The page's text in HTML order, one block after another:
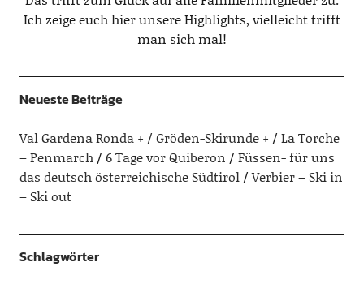
Ich zeige euch hier unsere Highlights, vielleicht trifft
man sich mal!
Neueste Beiträge
Val Gardena Ronda + / Gröden-Skirunde +
La Torche
– Penmarch
6 Tage vor Quiberon
Füssen- für uns
das deutsch österreichische Südtirol
Verbier – Ski in
– Ski out
Schlagwörter